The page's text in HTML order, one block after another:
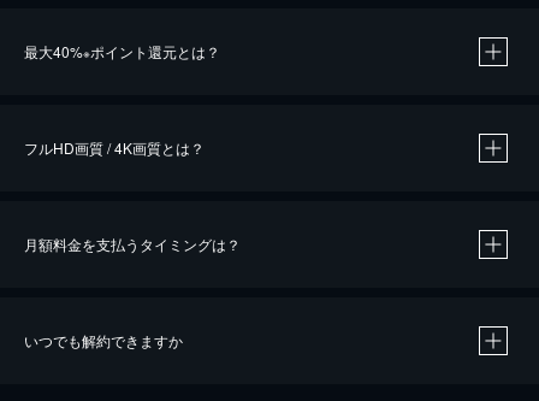
最大40%※ポイント還元とは？
※40％ポイント還元の対象は、クレジットカード決済による作品の購入 / レンタルです。
iOSアプリのUコイン決済による作品の購入 / レンタルは、20％のポイント還元です。
フルHD画質 / 4K画質とは？
月額料金を支払うタイミングは？
いつでも解約できますか